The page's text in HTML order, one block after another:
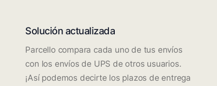
Solución actualizada
Parcello compara cada uno de tus envíos
con los envíos de UPS de otros usuarios.
¡Así podemos decirte los plazos de entrega